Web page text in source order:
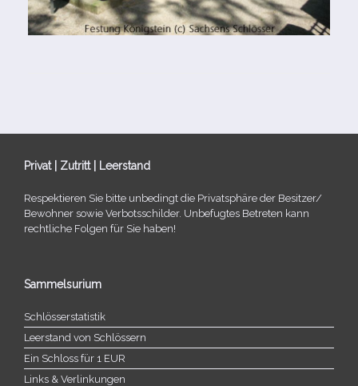
Privat | Zutritt | Leerstand
Respektieren Sie bitte unbe­dingt die Privatsphäre der Besitzer/​
Bewohner sowie Verbotsschilder. Unbefugtes Betreten kann
recht­li­che Folgen für Sie haben!
Sammelsurium
Schlösserstatistik
Leerstand von Schlössern
Ein Schloss für 1 EUR
Links & Verlinkungen